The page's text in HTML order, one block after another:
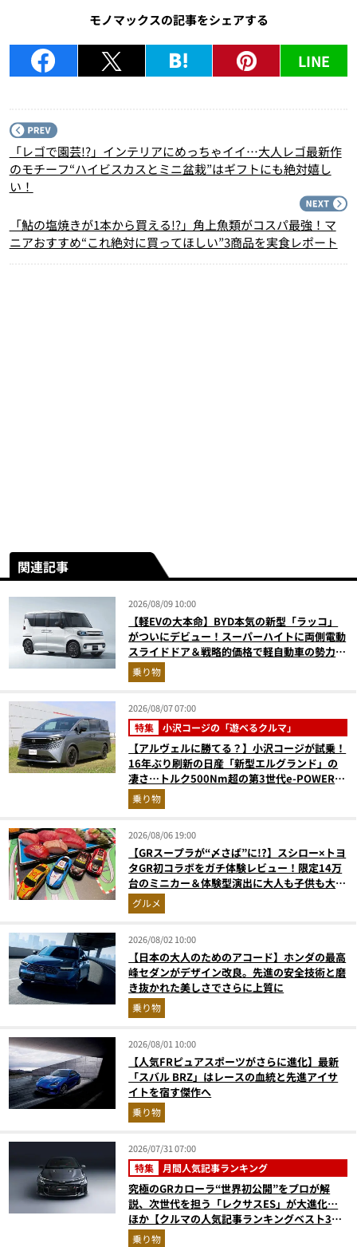
モノマックスの記事をシェアする
LINE
「レゴで園芸!?」インテリアにめっちゃイイ…大人レゴ最新作
のモチーフ“ハイビスカスとミニ盆栽”はギフトにも絶対嬉し
い！
「鮎の塩焼きが1本から買える!?」角上魚類がコスパ最強！マ
ニアおすすめ“これ絶対に買ってほしい”3商品を実食レポート
関連記事
2026/08/09 10:00
【軽EVの大本命】BYD本気の新型「ラッコ」
がついにデビュー！スーパーハイトに両側電動
スライドドア＆戦略的価格で軽自動車の勢力図
はどうなる？
乗り物
2026/08/07 07:00
特集 小沢コージの「遊べるクルマ」
【アルヴェルに勝てる？】小沢コージが試乗！
16年ぶり刷新の日産「新型エルグランド」の
凄さ…トルク500Nm超の第3世代e-POWER＆
和の格調高きデザインを徹底チェック
乗り物
2026/08/06 19:00
【GRスープラが“〆さば”に!?】スシロー×トヨ
タGR初コラボをガチ体験レビュー！限定14万
台のミニカー＆体験型演出に大人も子供も大興
奮間違いなし
グルメ
2026/08/02 10:00
【日本の大人のためのアコード】ホンダの最高
峰セダンがデザイン改良。先進の安全技術と磨
き抜かれた美しさでさらに上質に
乗り物
2026/08/01 10:00
【人気FRピュアスポーツがさらに進化】最新
「スバル BRZ」はレースの血統と先進アイサ
イトを宿す傑作へ
乗り物
2026/07/31 07:00
特集 月間人気記事ランキング
究極のGRカローラ“世界初公開”をプロが解
説、次世代を担う「レクサスES」が大進化…
ほか【クルマの人気記事ランキングベスト3】
（2026年6月版）
乗り物